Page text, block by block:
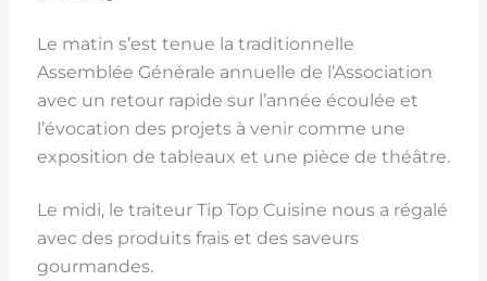
Le matin s’est tenue la traditionnelle
Assemblée Générale annuelle de l’Association
avec un retour rapide sur l’année écoulée et
l’évocation des projets à venir comme une
exposition de tableaux et une pièce de théâtre.
Le midi, le traiteur Tip Top Cuisine nous a régalé
avec des produits frais et des saveurs
gourmandes.